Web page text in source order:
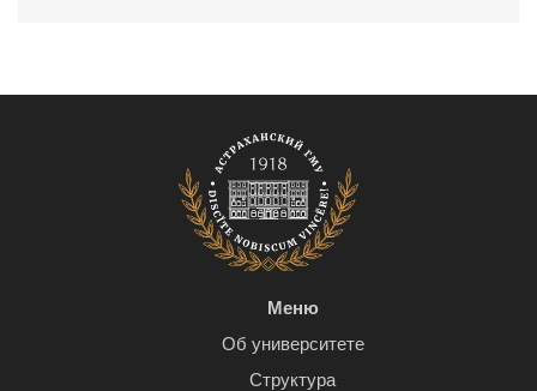
Меню
Об университете
Структура